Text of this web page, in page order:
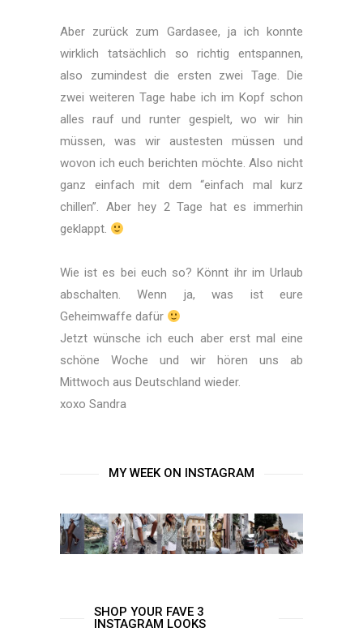
Aber zurück zum Gardasee, ja ich konnte
wirklich tatsächlich so richtig entspannen,
also zumindest die ersten zwei Tage. Die
zwei weiteren Tage habe ich im Kopf schon
alles rauf und runter gespielt, wo wir hin
müssen, was wir austesten müssen und
wovon ich euch berichten möchte. Also nicht
ganz einfach mit dem “einfach mal kurz
chillen”. Aber hey 2 Tage hat es immerhin
geklappt.
Wie ist es bei euch so? Könnt ihr im Urlaub
abschalten. Wenn ja, was ist eure
Geheimwaffe dafür
Jetzt wünsche ich euch aber erst mal eine
schöne Woche und wir hören uns ab
Mittwoch aus Deutschland wieder.
xoxo Sandra
MY WEEK ON INSTAGRAM
SHOP YOUR FAVE 3
INSTAGRAM LOOKS